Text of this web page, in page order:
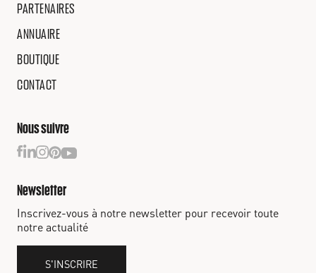
PARTENAIRES
ANNUAIRE
BOUTIQUE
CONTACT
Nous suivre
Newsletter
Inscrivez-vous à notre newsletter pour recevoir toute
notre actualité
S'INSCRIRE